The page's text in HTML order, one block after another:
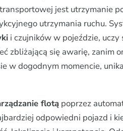
jest utrzymanie
utrzymania ruchu.
i czujników w pojeździe, uczy
zbliżającą się awarię, zanim
w dogodnym momencie,
flotą poprzez
odpowiedni pojazd i